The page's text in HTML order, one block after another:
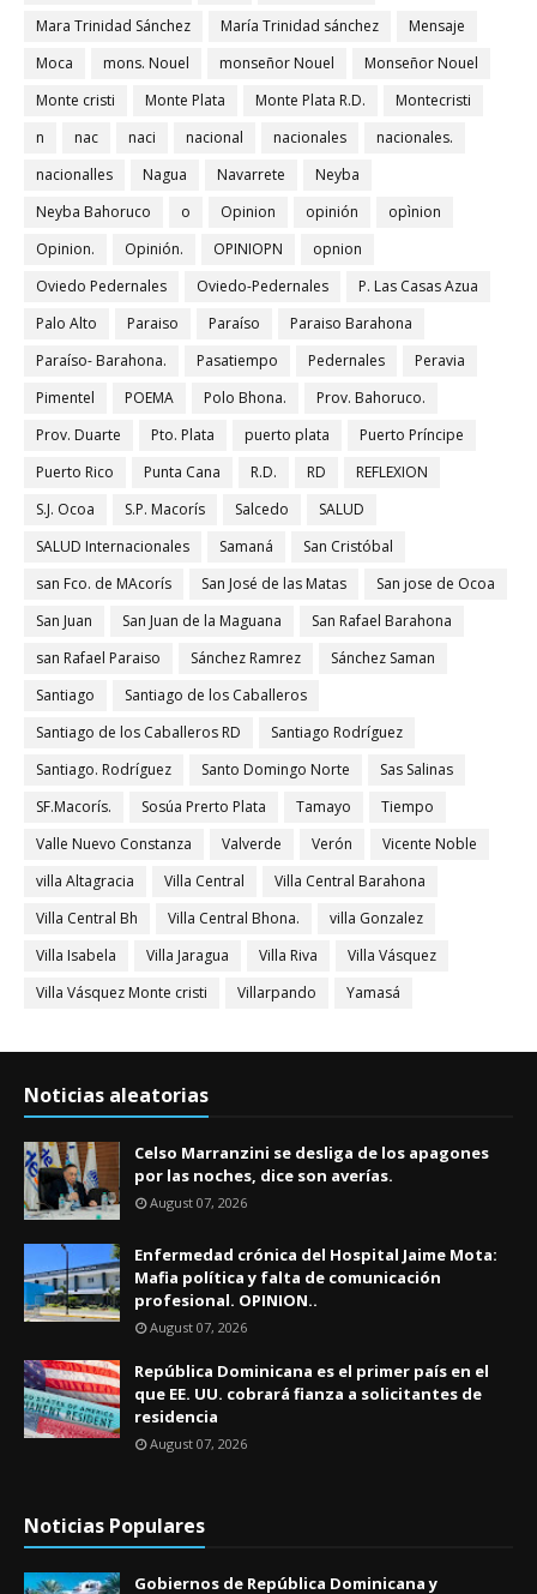
Mara Trinidad Sánchez
María Trinidad sánchez
Mensaje
Moca
mons. Nouel monseñor Nouel
Monseñor Nouel
Monte cristi
Monte Plata Monte Plata R.D.
Montecristi
n
nac naci nacional nacionales
nacionales.
nacionalles
Nagua Navarrete
Neyba
Neyba Bahoruco
o Opinion opinión
opìnion
Opinion.
Opinión. OPINIOPN
opnion
Oviedo Pedernales
Oviedo-Pedernales
P. Las Casas Azua
Palo Alto
Paraiso Paraíso
Paraiso Barahona
Paraíso- Barahona.
Pasatiempo Pedernales
Peravia
Pimentel
POEMA Polo Bhona.
Prov. Bahoruco.
Prov. Duarte
Pto. Plata puerto plata
Puerto Príncipe
Puerto Rico
Punta Cana R.D. RD
REFLEXION
S.J. Ocoa
S.P. Macorís Salcedo
SALUD
SALUD Internacionales
Samaná
San Cristóbal
san Fco. de MAcorís
San José de las Matas
San jose de Ocoa
San Juan
San Juan de la Maguana
San Rafael Barahona
san Rafael Paraiso
Sánchez Ramrez
Sánchez Saman
Santiago
Santiago de los Caballeros
Santiago de los Caballeros RD
Santiago Rodríguez
Santiago. Rodríguez
Santo Domingo Norte
Sas Salinas
SF.Macorís.
Sosúa Prerto Plata Tamayo
Tiempo
Valle Nuevo Constanza
Valverde Verón
Vicente Noble
villa Altagracia
Villa Central
Villa Central Barahona
Villa Central Bh
Villa Central Bhona.
villa Gonzalez
Villa Isabela
Villa Jaragua Villa Riva
Villa Vásquez
Villa Vásquez Monte cristi
Villarpando Yamasá
Noticias aleatorias
Celso Marranzini se desliga de los apagones
por las noches, dice son averías.
August 07, 2026
Enfermedad crónica del Hospital Jaime Mota:
Mafia política y falta de comunicación
profesional. OPINION..
August 07, 2026
República Dominicana es el primer país en el
que EE. UU. cobrará fianza a solicitantes de
residencia
August 07, 2026
Noticias Populares
Gobiernos de República Dominicana y